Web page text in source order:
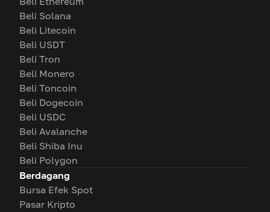
Beli Solana
Beli Litecoin
Beli USDT
Beli Tron
Beli Monero
Beli Toncoin
Beli Dogecoin
Beli USDC
Beli Avalanche
Beli Shiba Inu
Beli Polygon
Berdagang
Bursa Efek Spot
Pasar Kripto